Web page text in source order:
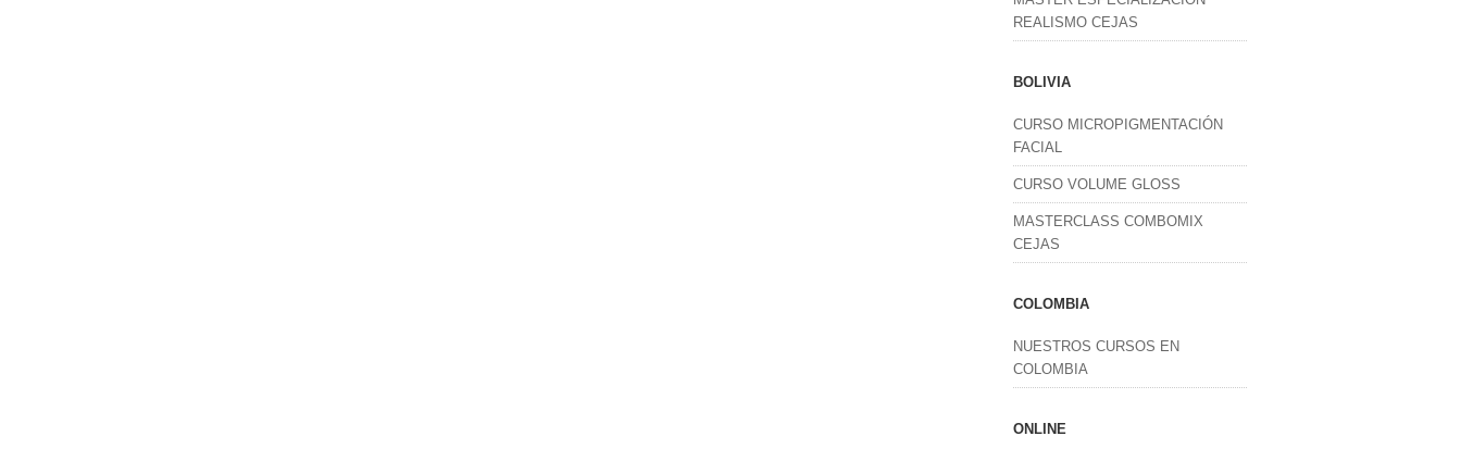
REALISMO CEJAS
BOLIVIA
CURSO MICROPIGMENTACIÓN
FACIAL
CURSO VOLUME GLOSS
MASTERCLASS COMBOMIX
CEJAS
COLOMBIA
NUESTROS CURSOS EN
COLOMBIA
ONLINE